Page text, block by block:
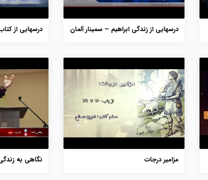
درسهایی از زندگی ابراهیم – سمینار آلمان درسهایی از
مزامیر درجات نگاهی به